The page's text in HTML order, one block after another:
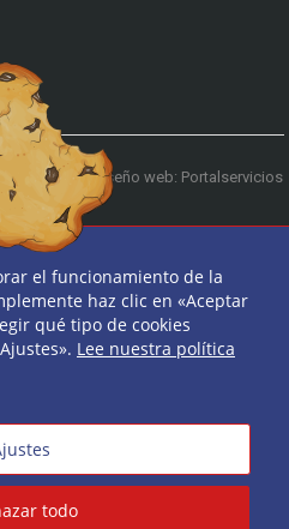
privacidad|Diseño web: Portalservicios
979 744 522
arriba
el funcionamiento de la
haz clic en «Aceptar
qué tipo de cookies
Lee nuestra política
todo